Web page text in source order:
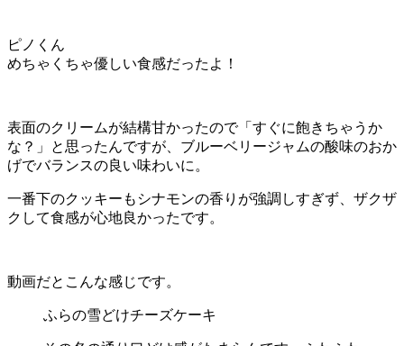
ピノくん
めちゃくちゃ優しい食感だったよ！
表面のクリームが結構甘かったので「すぐに飽きちゃうか
な？」と思ったんですが、ブルーベリージャムの酸味のおか
げでバランスの良い味わいに。
一番下のクッキーもシナモンの香りが強調しすぎず、ザクザ
クして食感が心地良かったです。
動画だとこんな感じです。
ふらの雪どけチーズケーキ